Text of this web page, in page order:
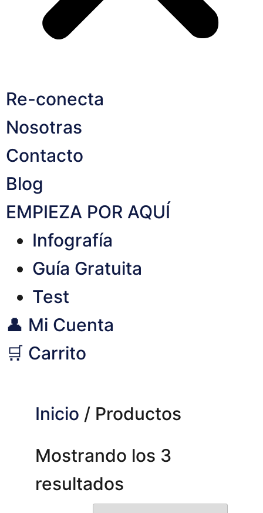
Re-conecta
Nosotras
Contacto
Blog
EMPIEZA POR AQUÍ
Infografía
Guía Gratuita
Test
👤 Mi Cuenta
🛒 Carrito
Inicio / Productos
Mostrando los 3
resultados